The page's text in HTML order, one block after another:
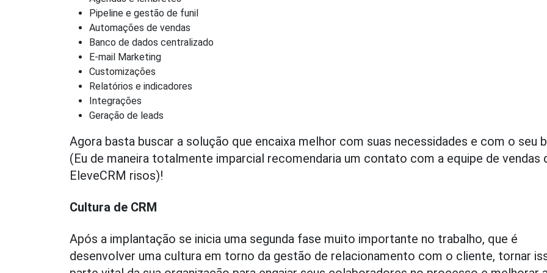
Pipeline e gestão de funil
Automações de vendas
Banco de dados centralizado
E-mail Marketing
Customizações
Relatórios e indicadores
Integrações
Geração de leads
Agora basta buscar a solução que encaixa melhor com suas necessidades e com o seu
(Eu de maneira totalmente imparcial recomendaria um contato com a equipe de vendas
EleveCRM risos)!
Cultura de CRM
Após a implantação se inicia uma segunda fase muito importante no trabalho, que é
desenvolver uma cultura em torno da gestão de relacionamento com o cliente, tornar